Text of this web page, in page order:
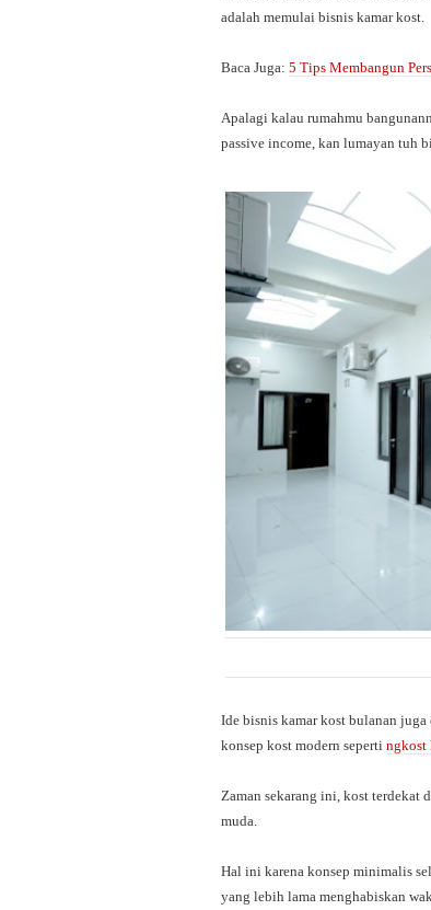
adalah memulai bisnis kamar kost.
Baca Juga: 5 Tips Membangun
Apalagi kalau rumahmu
passive income, kan lumayan tuh
Ide bisnis kamar kost bulanan
konsep kost modern seperti ngkost
Zaman sekarang ini, kost terdekat
muda.
Hal ini karena konsep minimalis
yang lebih lama menghabiskan